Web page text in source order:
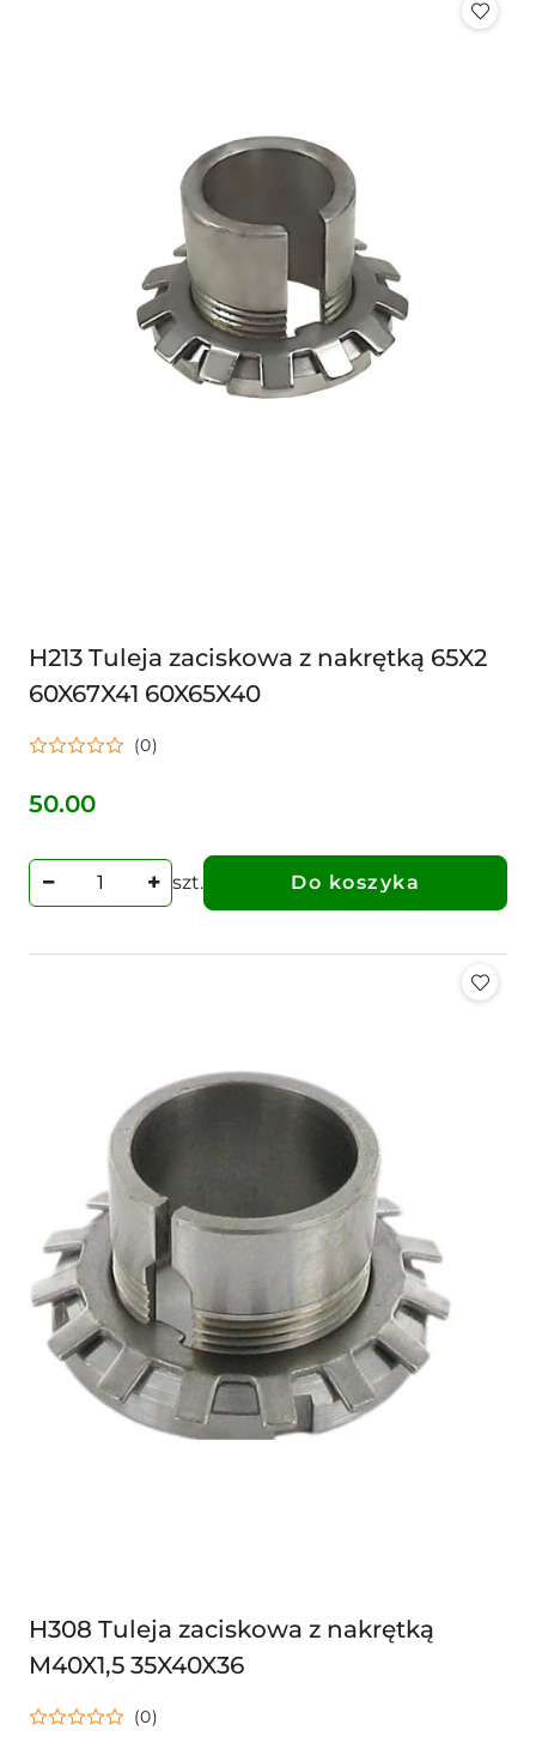
H213 Tuleja zaciskowa z nakrętką 65X2
60X67X41 60X65X40
(0)
Cena:
50.00
szt. Do koszyka
H308 Tuleja zaciskowa z nakrętką
M40X1,5 35X40X36
(0)